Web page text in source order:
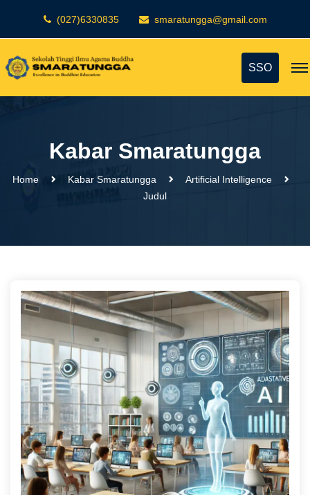
(027)6330835 smaratungga@gmail.com
SSO
Kabar Smaratungga
Home Kabar Smaratungga
Artificial Intelligence
Judul